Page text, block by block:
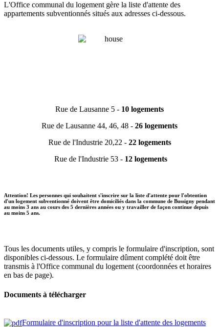
L'Office communal du logement gère la liste d'attente des
appartements subventionnés situés aux adresses ci-dessous.
Rue de Lausanne 5 - 10 logements
Rue de Lausanne 44, 46, 48 - 26 logements
Rue de l'Industrie 20,22 -22 logements
Rue de l'Industrie 53 - 12 logements
Attention! Les personnes qui souhaitent s'inscrire sur la liste d'attente pour l'obtention
d'un logement subventionné doivent être domiciliés dans la commune de Bussigny pendant
au moins 3 ans au cours des 5 dernières années ou y travailler de façon continue depuis
au moins 5 ans.
Tous les documents utiles, y compris le formulaire d'inscription, sont
disponibles ci-dessous. Le formulaire dûment complété doit être
transmis à l'Office communal du logement (coordonnées et horaires
en bas de page).
Documents à télécharger
Formulaire d'inscription pour la liste d'attente des logements